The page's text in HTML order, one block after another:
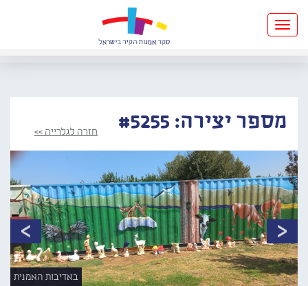
Toggle
navigation
מספר יצירה: #5255 חזרה לגלרייה >>
באדיבות האמנית